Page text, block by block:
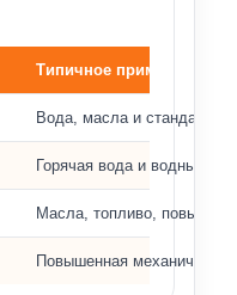
Типичное применение
Вода, масла и
Горячая вода и водные
Масла, топливо,
Повышенная механическая